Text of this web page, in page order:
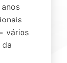
vários
da